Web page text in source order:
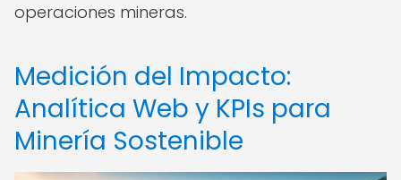
operaciones mineras.
Medición del Impacto:
Analítica Web y KPIs para
Minería Sostenible